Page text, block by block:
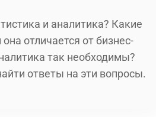
и аналитика? Какие
отличается от бизнес-
так необходимы?
ответы на эти вопросы.